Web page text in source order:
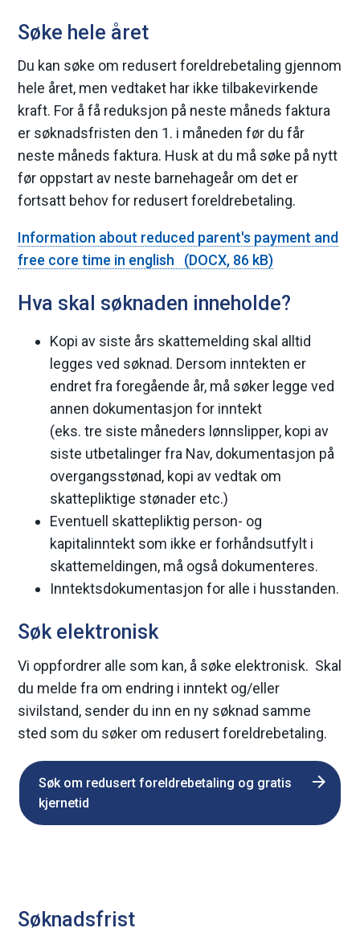
Søke hele året
Du kan søke om redusert foreldrebetaling gjennom
hele året, men vedtaket har ikke tilbakevirkende
kraft. For å få reduksjon på neste måneds faktura
er søknadsfristen den 1. i måneden før du får
neste måneds faktura. Husk at du må søke på nytt
før oppstart av neste barnehageår om det er
fortsatt behov for redusert foreldrebetaling.
Information about reduced parent's payment and
free core time in english
(DOCX, 86 kB)
Hva skal søknaden inneholde?
Kopi av siste års skattemelding skal alltid
legges ved søknad. Dersom inntekten er
endret fra foregående år, må søker legge ved
annen dokumentasjon for inntekt
(eks. tre siste måneders lønnslipper, kopi av
siste utbetalinger fra Nav, dokumentasjon på
overgangsstønad, kopi av vedtak om
skattepliktige stønader etc.)
Eventuell skattepliktig person- og
kapitalinntekt som ikke er forhåndsutfylt i
skattemeldingen, må også dokumenteres.
Inntektsdokumentasjon for alle i husstanden.
Søk elektronisk
Vi oppfordrer alle som kan, å søke elektronisk. Skal
du melde fra om endring i inntekt og/eller
sivilstand, sender du inn en ny søknad samme
sted som du søker om redusert foreldrebetaling.
Søk om redusert foreldrebetaling og gratis
kjernetid
Søknadsfrist